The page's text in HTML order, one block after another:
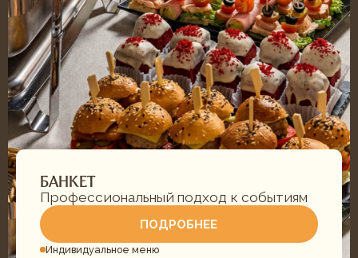
ГОТОВЫ ОРГАНИЗОВАТЬ
НЕЗАБЫВАЕМОЕ МЕРОПРИЯТИЕ?
КОНТАКТЫ
Оставьте заявку и мы свяжемся с вами
в ближайшее время, оформим заказ и
ответим на все ваши вопросы
РАССЧИТАТЬ СТОИМОСТЬ